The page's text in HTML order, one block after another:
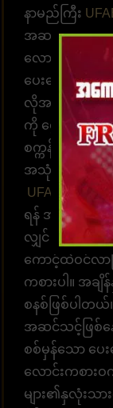
နာမည်ကြီး
အဆင်သင့်ဖြစ်န
လောင်းကစာ
ပေးဆောင်ရန်
လိုအပ်ချက်မျာ
ကို ရွေးချယ်ပါ
စက္ကန့်အတွင်း အ
အသုံးပြုနိုင်သ
UFABET
တွင်
ရန် အရည်အချ
လျှင် 24 နာရီ
ကောင့်ထဲဝင်လာပ
ကစားပါ။ အခ
စနစ်ဖြစ်ပါတယ်
အဆင်သင့်ဖြစ်န
စစ်မှန်သော ပေ
လောင်းကစာ
များ၏နှလုံးသ